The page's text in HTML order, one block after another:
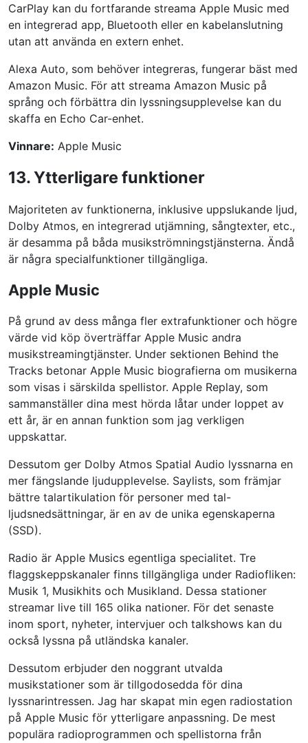
CarPlay kan du fortfarande streama Apple Music med
en integrerad app, Bluetooth eller en kabelanslutning
utan att använda en extern enhet.
Alexa Auto, som behöver integreras, fungerar bäst med
Amazon Music. För att streama Amazon Music på
språng och förbättra din lyssningsupplevelse kan du
skaffa en Echo Car-enhet.
Vinnare: Apple Music
13. Ytterligare funktioner
Majoriteten av funktionerna, inklusive uppslukande ljud,
Dolby Atmos, en integrerad utjämning, sångtexter, etc.,
är desamma på båda musikströmningstjänsterna. Ändå
är några specialfunktioner tillgängliga.
Apple Music
På grund av dess många fler extrafunktioner och högre
värde vid köp överträffar Apple Music andra
musikstreamingtjänster. Under sektionen Behind the
Tracks betonar Apple Music biografierna om musikerna
som visas i särskilda spellistor. Apple Replay, som
sammanställer dina mest hörda låtar under loppet av
ett år, är en annan funktion som jag verkligen
uppskattar.
Dessutom ger Dolby Atmos Spatial Audio lyssnarna en
mer fängslande ljudupplevelse. Saylists, som främjar
bättre talartikulation för personer med tal-
ljudsnedsättningar, är en av de unika egenskaperna
(SSD).
Radio är Apple Musics egentliga specialitet. Tre
flaggskeppskanaler finns tillgängliga under Radiofliken:
Musik 1, Musikhits och Musikland. Dessa stationer
streamar live till 165 olika nationer. För det senaste
inom sport, nyheter, intervjuer och talkshows kan du
också lyssna på utländska kanaler.
Dessutom erbjuder den noggrant utvalda
musikstationer som är tillgodosedda för dina
lyssnarintressen. Jag har skapat min egen radiostation
på Apple Music för ytterligare anpassning. De mest
populära radioprogrammen och spellistorna från